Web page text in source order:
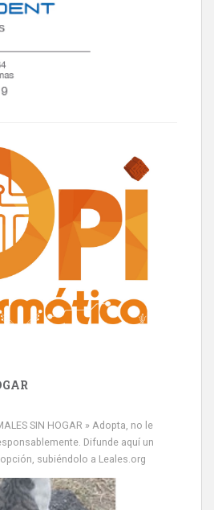
SIN HOGAR » Adopta, no le
Difunde aquí un
subiéndolo a Leales.org